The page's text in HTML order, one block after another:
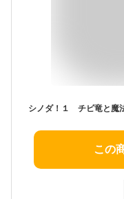
シノダ！１ チビ竜と魔
この